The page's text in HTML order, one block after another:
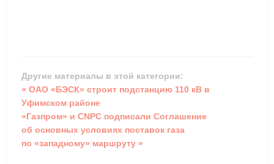
Другие материалы в этой категории:
« ОАО «БЭСК» строит подстанцию 110 кВ в
Уфимском районе
«Газпром» и CNPC подписали Соглашение
об основных условиях поставок газа
по «западному» маршруту »